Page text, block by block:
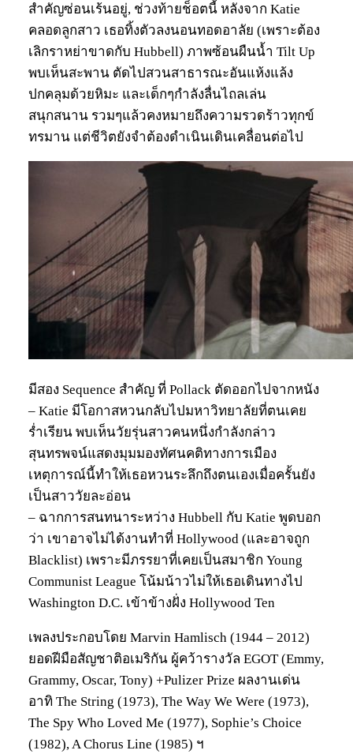
สำคัญซ่อนเร้นอยู่, ช่วงท้ายช็อตนี้ หลังจาก Katie
คลอดลูกสาว เธอทิ้งตัวลงนอนทอดอาลัย (เพราะต้อง
เลิกราหย่าขาดกับ Hubbell) ภาพซ้อนผืนน้ำ Tilt Up
พบเห็นสะพาน ตัดไปสวนสาธารณะอันแห้งแล้ง
ปกคลุมด้วยหิมะ และเด็กๆกำลังลื่นไถลเล่น
สนุกสนาน รวมๆแล้วคงหมายถึงความรวดร้าวทุกข์
ทรมาน แต่ชีวิตยังจำต้องดำเนินเดินเคลื่อนต่อไป
มีสอง Sequence สำคัญ ที่ Pollack ตัดออกไปจากหนัง
– Katie มีโอกาสหวนกลับไปมหาวิทยาลัยที่ตนเคย
ร่ำเรียน พบเห็นวัยรุ่นสาวคนหนึ่งกำลังกล่าว
สุนทรพจน์แสดงมุมมองทัศนคติทางการเมือง
เหตุการณ์นี้ทำให้เธอหวนระลึกถึงตนเองเมื่อครั้นยัง
เป็นสาววัยละอ่อน
– ฉากการสนทนาระหว่าง Hubbell กับ Katie พูดบอก
ว่า เขาอาจไม่ได้งานทำที่ Hollywood (และอาจถูก
Blacklist) เพราะมีภรรยาที่เคยเป็นสมาชิก Young
Communist League โน้มน้าวไม่ให้เธอเดินทางไป
Washington D.C. เข้าข้างฝั่ง Hollywood Ten
เพลงประกอบโดย Marvin Hamlisch (1944 – 2012)
ยอดฝีมือสัญชาติอเมริกัน ผู้คว้ารางวัล EGOT (Emmy,
Grammy, Oscar, Tony) +Pulizer Prize ผลงานเด่น
อาทิ The String (1973), The Way We Were (1973),
The Spy Who Loved Me (1977), Sophie’s Choice
(1982), A Chorus Line (1985) ฯ